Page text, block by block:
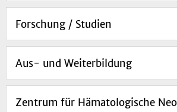
Forschung / Studien
Aus- und Weiterbildung
Zentrum für Hämatologische